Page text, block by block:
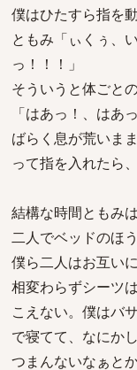
僕はひたすら指を
ともみ「ぃくぅ、
っ！！！」
そういうと体ごと
「はあっ！、はあ
ばらく息が荒いま
って指を入れたら
結構な時間ともみ
二人でベッドのほ
僕ら二人はお互い
相変わらずシーツ
こえない。僕はバ
で寝てて、なにか
つまんないなぁと